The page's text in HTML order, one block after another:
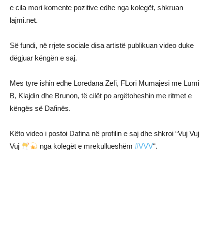
e cila mori komente pozitive edhe nga kolegët, shkruan
lajmi.net.
Së fundi, në rrjete sociale disa artistë publikuan video duke
dëgjuar këngën e saj.
Mes tyre ishin edhe Loredana Zefi, FLori Mumajesi me Lumi
B, Klajdin dhe Brunon, të cilët po argëtoheshin me ritmet e
këngës së Dafinës.
Këto video i postoi Dafina në profilin e saj dhe shkroi “Vuj Vuj
Vuj
nga kolegët e mrekullueshëm#VVV“.